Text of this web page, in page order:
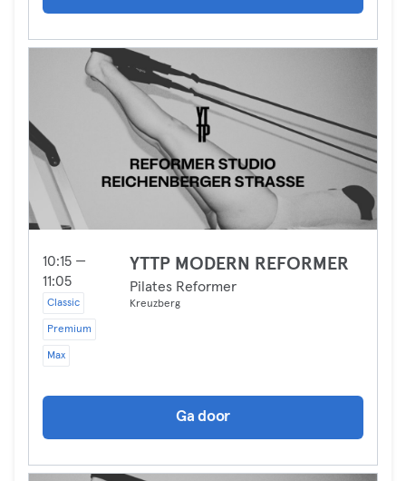
10:15 —
11:05
Classic
Premium
Max
YTTP MODERN REFORMER
Pilates Reformer
Kreuzberg
Ga door